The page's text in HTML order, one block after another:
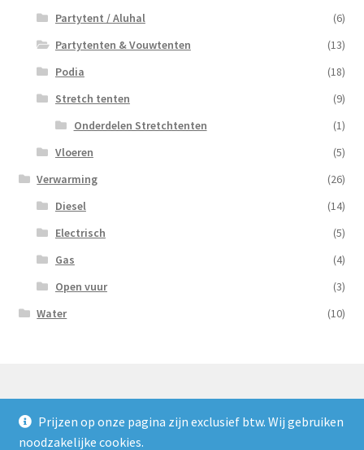
Prijzen op onze pagina zijn exclusief btw. Wij gebruiken
noodzakelijke cookies.
Partytent / Aluhal
(6)
Partytenten & Vouwtenten
(13)
Podia
(18)
Stretch tenten
(9)
Onderdelen Stretchtenten
(1)
Vloeren
(5)
Verwarming
(26)
Diesel
(14)
Electrisch
(5)
Gas
(4)
Open vuur
(3)
Water
(10)
© Nooijens Verhuur 2026